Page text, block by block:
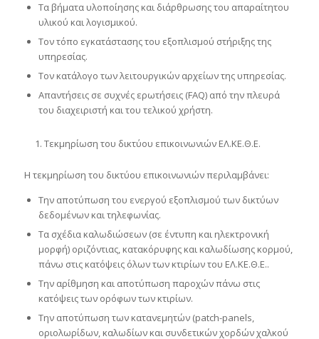
Τα βήματα υλοποίησης και διάρθρωσης του απαραίτητου
υλικού και λογισμικού.
Τον τόπο εγκατάστασης του εξοπλισμού στήριξης της
υπηρεσίας.
Τον κατάλογο των λειτουργικών αρχείων της υπηρεσίας.
Απαντήσεις σε συχνές ερωτήσεις (FAQ) από την πλευρά
του διαχειριστή και του τελικού χρήστη.
Τεκμηρίωση του δικτύου επικοινωνιών ΕΛ.ΚΕ.Θ.Ε.
Η τεκμηρίωση του δικτύου επικοινωνιών περιλαμβάνει:
Την αποτύπωση του ενεργού εξοπλισμού των δικτύων
δεδομένων και τηλεφωνίας.
Τα σχέδια καλωδιώσεων (σε έντυπη και ηλεκτρονική
μορφή) οριζόντιας, κατακόρυφης και καλωδίωσης κορμού,
πάνω στις κατόψεις όλων των κτιρίων του ΕΛ.ΚΕ.Θ.Ε..
Την αρίθμηση και αποτύπωση παροχών πάνω στις
κατόψεις των ορόφων των κτιρίων.
Την αποτύπωση των κατανεμητών (patch-panels,
οριολωρίδων, καλωδίων και συνδετικών χορδών χαλκού